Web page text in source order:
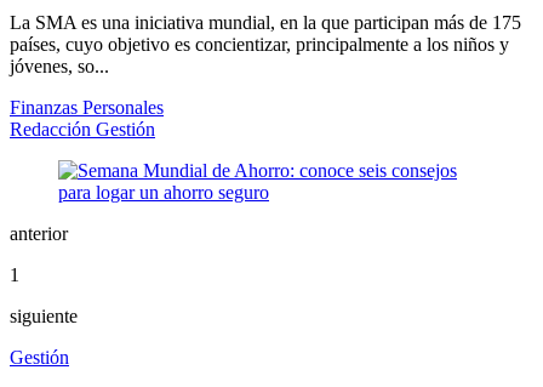
La SMA es una iniciativa mundial, en la que participan más de 175
países, cuyo objetivo es concientizar, principalmente a los niños y
jóvenes, so...
Finanzas Personales
Redacción Gestión
anterior
1
siguiente
Gestión